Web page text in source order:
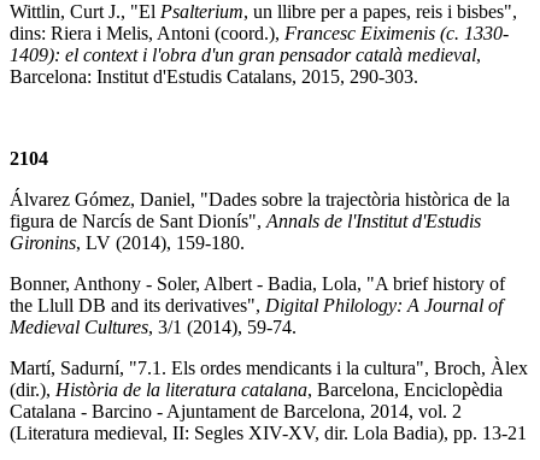
Wittlin, Curt J., "El Psalterium, un llibre per a papes, reis i bisbes",
dins: Riera i Melis, Antoni (coord.), Francesc Eiximenis (c. 1330-
1409): el context i l'obra d'un gran pensador català medieval,
Barcelona: Institut d'Estudis Catalans, 2015, 290-303.
2104
Álvarez Gómez, Daniel, "Dades sobre la trajectòria històrica de la
figura de Narcís de Sant Dionís", Annals de l'Institut d'Estudis
Gironins, LV (2014), 159-180.
Bonner, Anthony - Soler, Albert - Badia, Lola, "A brief history of
the Llull DB and its derivatives", Digital Philology: A Journal of
Medieval Cultures, 3/1 (2014), 59-74.
Martí, Sadurní, "7.1. Els ordes mendicants i la cultura", Broch, Àlex
(dir.), Història de la literatura catalana, Barcelona, Enciclopèdia
Catalana - Barcino - Ajuntament de Barcelona, 2014, vol. 2
(Literatura medieval, II: Segles XIV-XV, dir. Lola Badia), pp. 13-21